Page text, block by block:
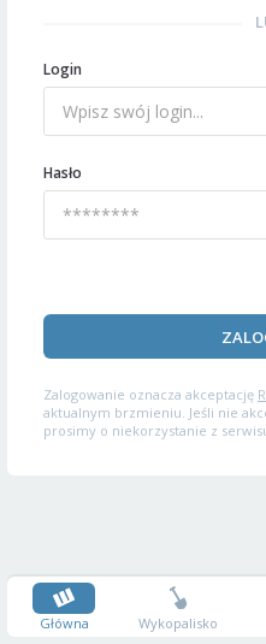
Login
Hasło
Zalogowanie oznacza akceptację
aktualnym brzmieniu. Jeśli nie
prosimy o niekorzystanie z
Główna Wykopalisko